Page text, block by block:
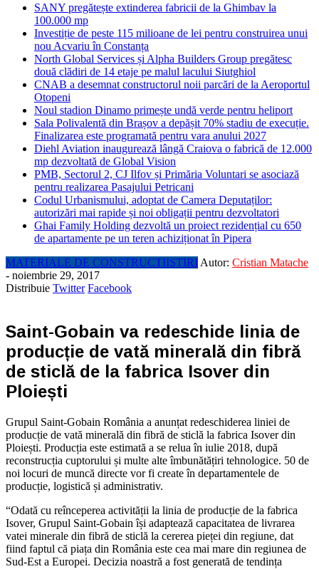
SANY pregătește extinderea fabricii de la Ghimbav la
100.000 mp
Investiție de peste 115 milioane de lei pentru construirea unui
nou Acvariu în Constanța
North Global Services și Alpha Builders Group pregătesc
două clădiri de 14 etaje pe malul lacului Siutghiol
CNAB a desemnat constructorul noii parcări de la Aeroportul
Otopeni
Noul stadion Dinamo primește undă verde pentru heliport
Sala Polivalentă din Brașov a depășit 70% stadiu de execuție.
Finalizarea este programată pentru vara anului 2027
Diehl Aviation inaugurează lângă Craiova o fabrică de 12.000
mp dezvoltată de Global Vision
PMB, Sectorul 2, CJ Ilfov și Primăria Voluntari se asociază
pentru realizarea Pasajului Petricani
Codul Urbanismului, adoptat de Camera Deputaților:
autorizări mai rapide și noi obligații pentru dezvoltatori
Ghai Family Holding dezvoltă un proiect rezidențial cu 650
de apartamente pe un teren achiziționat în Pipera
MATERIALE DE CONSTRUCTIISTIRI Autor: Cristian Matache
- noiembrie 29, 2017
Distribuie Twitter Facebook
Saint-Gobain va redeschide linia de
producție de vată minerală din fibră
de sticlă de la fabrica Isover din
Ploiești
Grupul Saint-Gobain România a anunțat redeschiderea liniei de
producție de vată minerală din fibră de sticlă la fabrica Isover din
Ploiești. Producția este estimată a se relua în iulie 2018, după
reconstrucția cuptorului și multe alte îmbunătățiri tehnologice. 50 de
noi locuri de muncă directe vor fi create în departamentele de
producție, logistică și administrativ.
“Odată cu reînceperea activității la linia de producție de la fabrica
Isover, Grupul Saint-Gobain își adaptează capacitatea de livrarea
vatei minerale din fibră de sticlă la cererea pieței din regiune, dat
fiind faptul că piața din România este cea mai mare din regiunea de
Sud-Est a Europei. Decizia noastră a fost generată de tendința